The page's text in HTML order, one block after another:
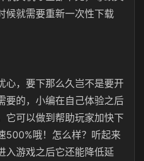
候就需要重新一次性下载
心，要下那么久岂不是要开
要的，小编在自己体验之后
它可以做到帮助玩家加快下
500%哦！怎么样？听起来
入游戏之后它还能降低延